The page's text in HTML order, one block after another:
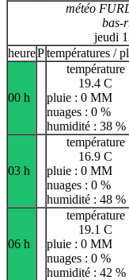
météo
bas-
jeudi
heurePtempératures /
00 h
température
19.4 C
pluie : 0 MM
nuages : 0 %
humidité : 38 %
03 h
température
16.9 C
pluie : 0 MM
nuages : 0 %
humidité : 48 %
06 h
température
19.1 C
pluie : 0 MM
nuages : 0 %
humidité : 42 %